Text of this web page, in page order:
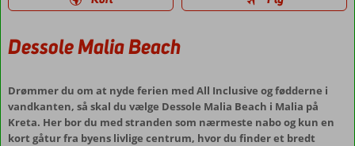
Dessole Malia Beach
Drømmer du om at nyde ferien med All Inclusive og fødderne i
vandkanten, så skal du vælge Dessole Malia Beach i Malia på
Kreta. Her bor du med stranden som nærmeste nabo og kun en
kort gåtur fra byens livlige centrum, hvor du finder et bredt